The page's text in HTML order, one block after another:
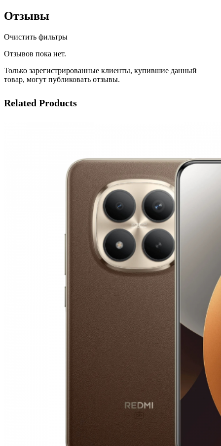
Отзывы
Очистить фильтры
Отзывов пока нет.
Только зарегистрированные клиенты, купившие данный
товар, могут публиковать отзывы.
Related Products